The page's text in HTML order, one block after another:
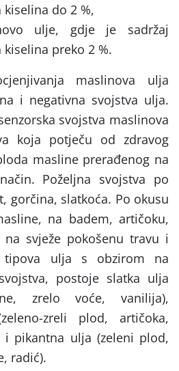
do 2 %,
ulje, gdje je sadržaj
preko 2 %.
maslinova ulja
i negativna svojstva ulja.
svojstva maslinova
koja potječu od zdravog
masline prerađenog na
Poželjna svojstva po
gorčina, slatkoća. Po okusu
na badem, artičoku,
svježe pokošenu travu i
tipova ulja s obzirom na
postoje slatka ulja
zrelo voće, vanilija),
zreli plod, artičoka,
i pikantna ulja (zeleni plod,
radić).